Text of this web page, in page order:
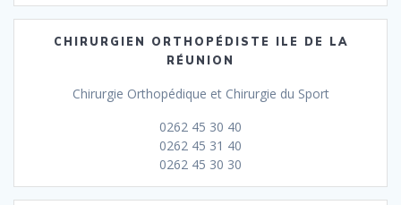
CHIRURGIEN ORTHOPÉDISTE ILE DE LA
RÉUNION
Chirurgie Orthopédique et Chirurgie du Sport
0262 45 30 40
0262 45 31 40
0262 45 30 30